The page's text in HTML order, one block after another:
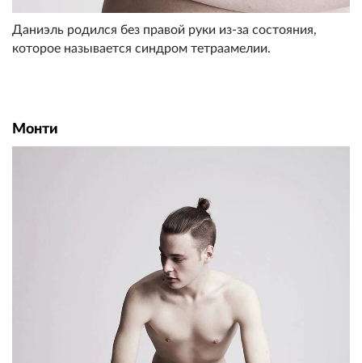
Даниэль родился без правой руки из-за состояния,
которое называется синдром тетраамелии.
Монти